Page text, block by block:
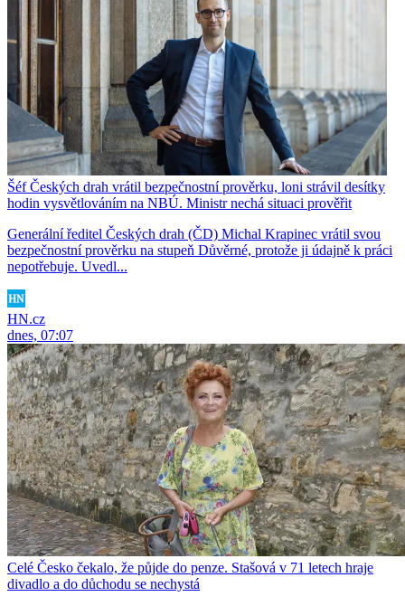
Šéf Českých drah vrátil bezpečnostní prověrku, loni strávil desítky
hodin vysvětlováním na NBÚ. Ministr nechá situaci prověřit
Generální ředitel Českých drah (ČD) Michal Krapinec vrátil svou
bezpečnostní prověrku na stupeň Důvěrné, protože ji údajně k práci
nepotřebuje. Uvedl...
HN.cz
dnes, 07:07
Celé Česko čekalo, že půjde do penze. Stašová v 71 letech hraje
divadlo a do důchodu se nechystá